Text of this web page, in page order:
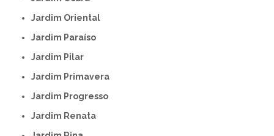
Jardim Oriental
Jardim Paraíso
Jardim Pilar
Jardim Primavera
Jardim Progresso
Jardim Renata